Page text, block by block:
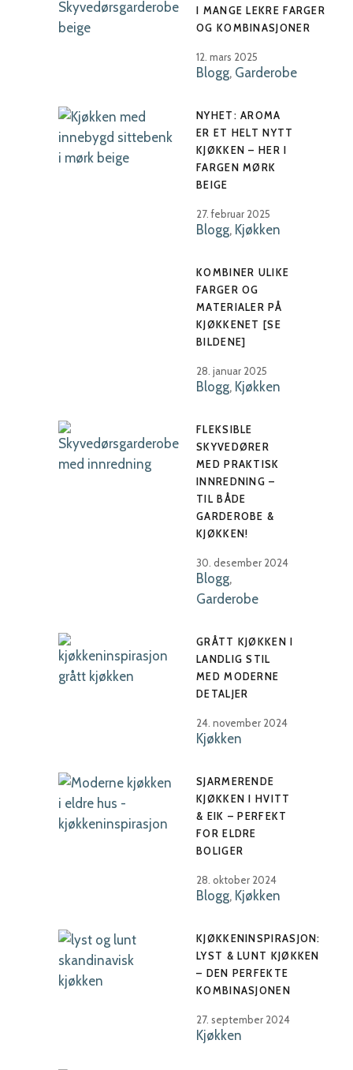
I MANGE LEKRE FARGER
OG KOMBINASJONER
12. mars 2025
Blogg, Garderobe
NYHET: AROMA
ER ET HELT NYTT
KJØKKEN – HER I
FARGEN MØRK
BEIGE
27. februar 2025
Blogg, Kjøkken
KOMBINER ULIKE
FARGER OG
MATERIALER PÅ
KJØKKENET [SE
BILDENE]
28. januar 2025
Blogg, Kjøkken
FLEKSIBLE
SKYVEDØRER
MED PRAKTISK
INNREDNING –
TIL BÅDE
GARDEROBE &
KJØKKEN!
30. desember 2024
Blogg,
Garderobe
GRÅTT KJØKKEN I
LANDLIG STIL
MED MODERNE
DETALJER
24. november 2024
Kjøkken
SJARMERENDE
KJØKKEN I HVITT
& EIK – PERFEKT
FOR ELDRE
BOLIGER
28. oktober 2024
Blogg, Kjøkken
KJØKKENINSPIRASJON:
LYST & LUNT KJØKKEN
– DEN PERFEKTE
KOMBINASJONEN
27. september 2024
Kjøkken